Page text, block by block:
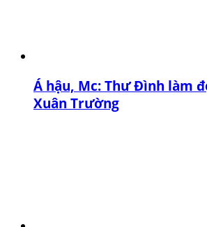
Á hậu, Mc: Thư Đình làm
Xuân Trường